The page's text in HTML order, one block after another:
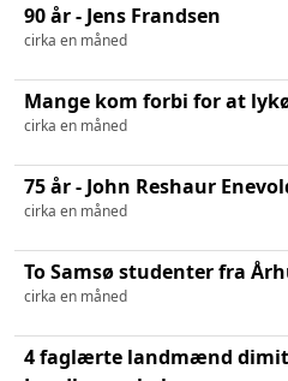
90 år - Jens Frandsen
cirka en måned
Mange kom forbi for at
cirka en måned
75 år - John Reshaur
cirka en måned
To Samsø studenter fra
cirka en måned
4 faglærte landmænd